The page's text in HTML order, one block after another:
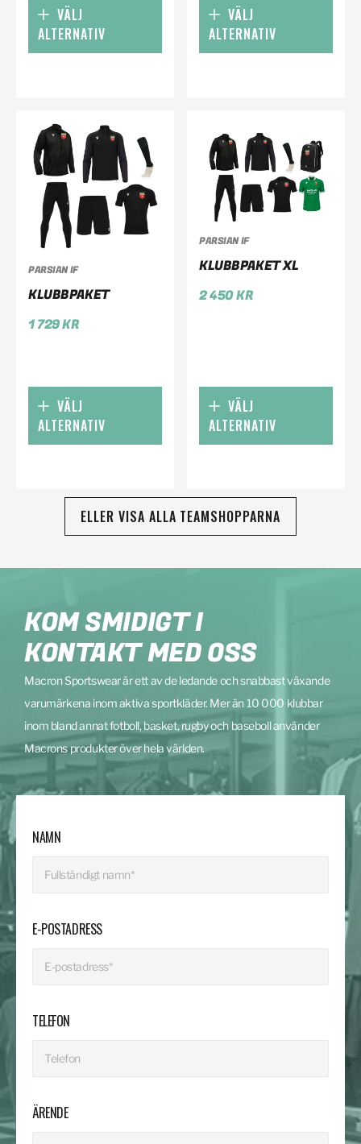
VÄLJ
ALTERNATIV
VÄLJ
ALTERNATIV
PARSIAN IF
KLUBBPAKET
1 729KR
VÄLJ
ALTERNATIV
PARSIAN IF
KLUBBPAKET XL
2 450KR
VÄLJ
ALTERNATIV
ELLER VISA ALLA TEAMSHOPPARNA
KOM SMIDIGT I
KONTAKT MED OSS
Macron Sportswear är ett av de ledande och snabbast växande
varumärkena inom aktiva sportkläder. Mer än 10 000 klubbar
inom bland annat fotboll, basket, rugby och baseboll använder
Macrons produkter över hela världen.
NAMN
E-POSTADRESS
TELEFON
ÄRENDE